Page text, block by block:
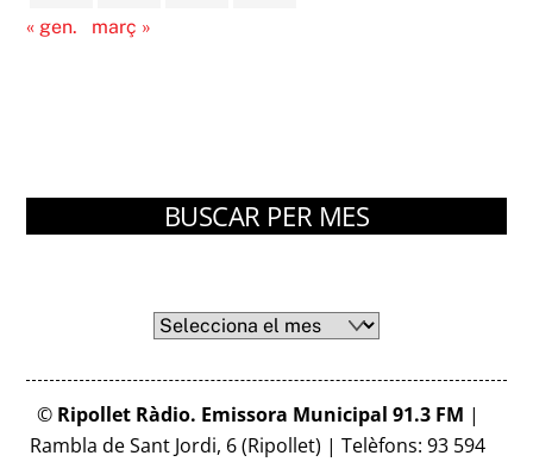
« gen.
març »
BUSCAR PER MES
Arxius
© Ripollet Ràdio. Emissora Municipal 91.3 FM |
Rambla de Sant Jordi, 6 (Ripollet) | Telèfons: 93 594